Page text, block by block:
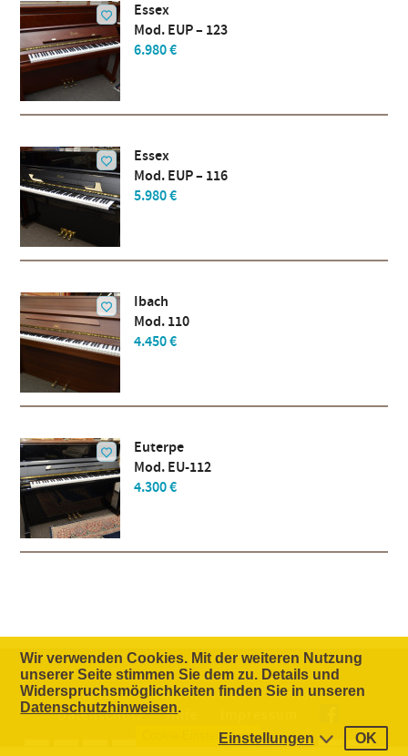
Essex
Mod. EUP – 123
6.980 €
Essex
Mod. EUP – 116
5.980 €
Ibach
Mod. 110
4.450 €
Euterpe
Mod. EU-112
4.300 €
Die Idee Unternehmen
Kontakt
Datenschutz
Hilfe
Cookie-Einstellungen
Wir verwenden Cookies. Mit der weiteren Nutzung
unserer Seite stimmen Sie dem zu. Details und
Widerspruchsmöglichkeiten finden Sie in unseren
Datenschutzhinweisen.
Einstellungen
OK